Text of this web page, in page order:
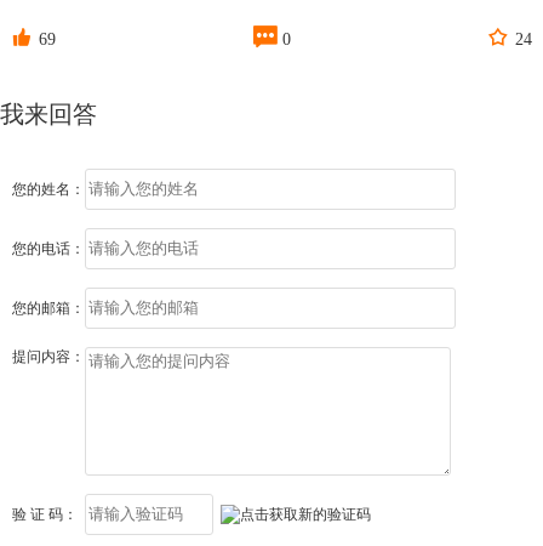
 69  0  24
我来回答
您的姓名：
您的电话：
您的邮箱：
提问内容：
验 证 码：